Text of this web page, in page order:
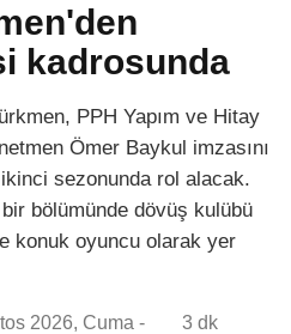
kadrosunda
PPH Yapım ve Hitay
Ömer Baykul imzasını
sezonunda rol alacak.
bölümünde dövüş kulübü
konuk oyuncu olarak yer
2026, Cuma -
3 dk